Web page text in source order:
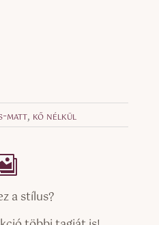
matt, kő nélkül
a stílus?